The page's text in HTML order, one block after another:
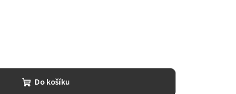
Do košíku